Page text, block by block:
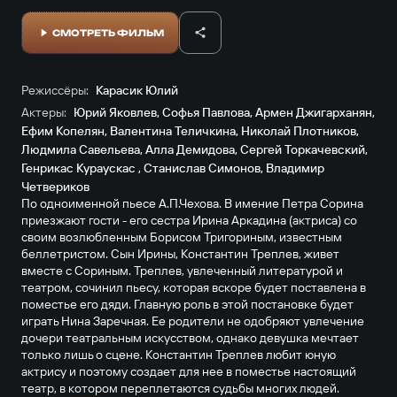
Режиссёры: Карасик Юлий
Актеры: Юрий Яковлев,Софья Павлова,Армен Джигарханян,
Ефим Копелян, Валентина Теличкина, Николай Плотников,
Людмила Савельева,Алла Демидова,Сергей Торкачевский,
Генрикас Кураускас ,Станислав Симонов, Владимир
Четвериков
СМОТРЕТЬ ФИЛЬМ
По одноименной пьесе А.П.Чехова. В имение Петра Сорина
приезжают гости - его сестра Ирина Аркадина (актриса) со
своим возлюбленным Борисом Тригориным, известным
беллетристом. Сын Ирины, Константин Треплев, живет
вместе с Сориным. Треплев, увлеченный литературой и
театром, сочинил пьесу, которая вскоре будет поставлена в
поместье его дяди. Главную роль в этой постановке будет
играть Нина Заречная. Ее родители не одобряют увлечение
дочери театральным искусством, однако девушка мечтает
только лишь о сцене. Константин Треплев любит юную
актрису и поэтому создает для нее в поместье настоящий
театр, в котором переплетаются судьбы многих людей.